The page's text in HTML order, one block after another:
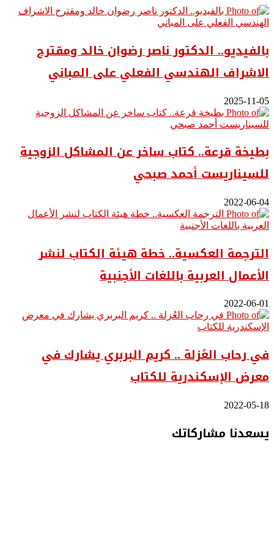
بالفيديو.. ‎الدكتور ناصر رضوان خالد ومقترح
الاشراف الهندسي الفعلي على المباني
2025-11-05
بطيخة قرعة.. كتاب ساخر عن المشاكل الزوجية
للسيناريست أحمد صبحي
2022-06-04
الترجمة العكسية.. خطة هيئة الكتاب لنشر
الأعمال العربية باللغات الأجنبية
2022-06-01
في رحاب العُزلة .. كريم البربري يشارك في
معرض الإسكندرية للكتاب
2022-05-18
يسعدنا مشاركاتك